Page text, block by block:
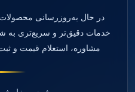
در حال به‌روزرسانی
خدمات دقیق‌تر و سریع‌تری به
مشاوره، استعلام قیمت و
کامپوزیت
اسید اچ
باندینگ
بلیچینگ